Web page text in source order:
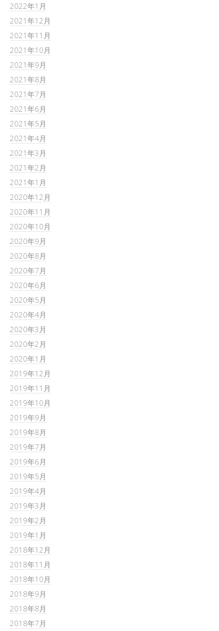
2022年1月
2021年12月
2021年11月
2021年10月
2021年9月
2021年8月
2021年7月
2021年6月
2021年5月
2021年4月
2021年3月
2021年2月
2021年1月
2020年12月
2020年11月
2020年10月
2020年9月
2020年8月
2020年7月
2020年6月
2020年5月
2020年4月
2020年3月
2020年2月
2020年1月
2019年12月
2019年11月
2019年10月
2019年9月
2019年8月
2019年7月
2019年6月
2019年5月
2019年4月
2019年3月
2019年2月
2019年1月
2018年12月
2018年11月
2018年10月
2018年9月
2018年8月
2018年7月